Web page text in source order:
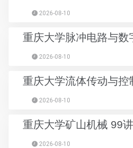
2026-08-10
重庆大学脉冲电路与数
2026-08-10
重庆大学流体传动与控
2026-08-10
重庆大学矿山机械 99讲
2026-08-10